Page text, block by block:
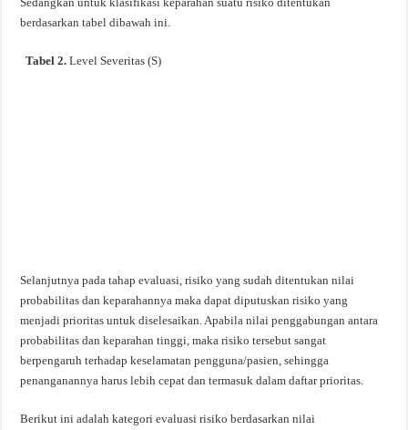
berdasarkan tabel dibawah ini.
Tabel 2.Level Severitas (S)
Selanjutnya pada tahap evaluasi, risiko yang sudah ditentukan nilai
probabilitas dan keparahannya maka dapat diputuskan risiko yang
menjadi prioritas untuk diselesaikan. Apabila nilai penggabungan antara
probabilitas dan keparahan tinggi, maka risiko tersebut sangat
berpengaruh terhadap keselamatan pengguna/pasien, sehingga
penanganannya harus lebih cepat dan termasuk dalam daftar prioritas.
Berikut ini adalah kategori evaluasi risiko berdasarkan nilai